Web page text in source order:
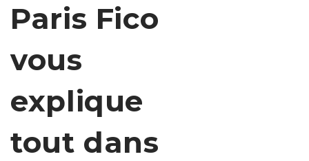
Paris Fico
vous
explique
tout dans